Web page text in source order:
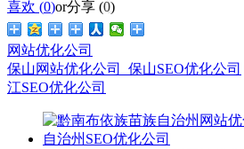
喜欢 (0)or分享 (0)
网站优化公司
保山网站优化公司_保山SEO优化公司
江SEO优化公司